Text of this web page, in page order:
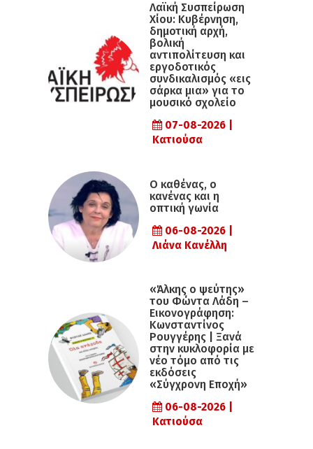
Λαϊκή Συσπείρωση
Χίου: Κυβέρνηση,
δημοτική αρχή,
βολική
αντιπολίτευση και
εργοδοτικός
συνδικαλισμός «εις
σάρκα μια» για το
μουσικό σχολείο
07-08-2026 |
Κατιούσα
Ο καθένας, ο
κανένας και η
οπτική γωνία
06-08-2026 |
Λιάνα Κανέλλη
«Άλκης ο ψεύτης»
του Φώντα Λάδη –
Εικονογράφηση:
Κωνσταντίνος
Ρουγγέρης | Ξανά
στην κυκλοφορία με
νέο τόμο από τις
εκδόσεις
«Σύγχρονη Εποχή»
06-08-2026 |
Κατιούσα